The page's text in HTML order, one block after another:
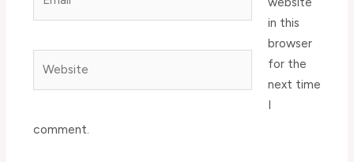
in this
browser
for the
next time
I
comment.